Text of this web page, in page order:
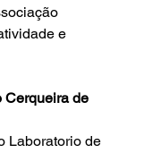
e
Cerqueira de
Laboratorio de